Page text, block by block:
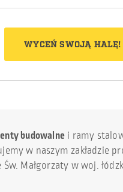
WYCEŃ SWOJĄ HALĘ!
budowalne i ramy
w naszym zakładzie
Św. Małgorzaty w woj.